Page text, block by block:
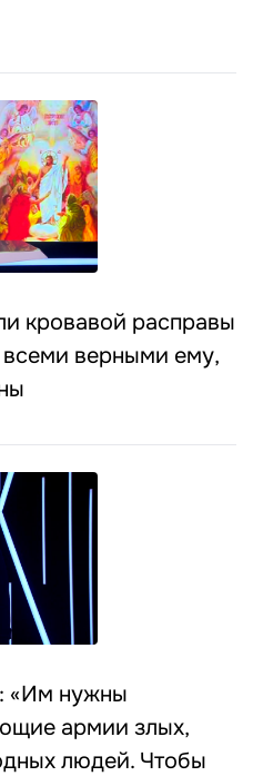
кровавой расправы
верными ему,
«Им нужны
армии злых,
людей. Чтобы